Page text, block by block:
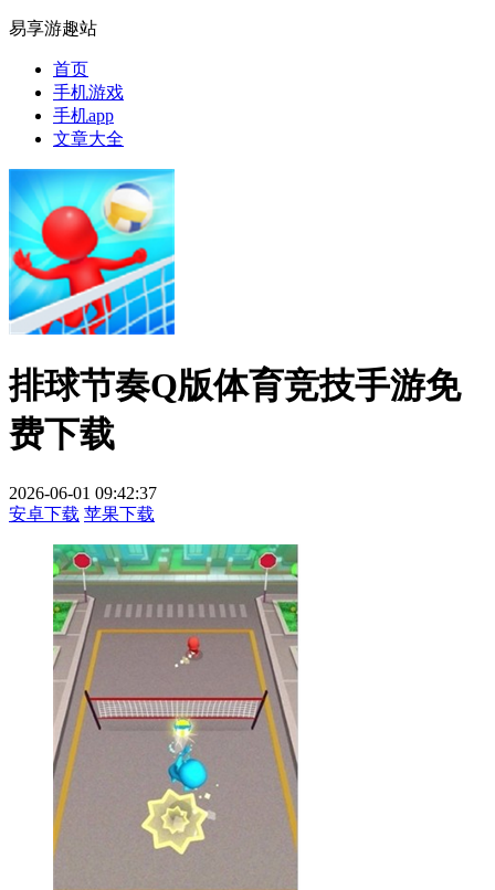
易享游趣站
首页
手机游戏
手机app
文章大全
排球节奏Q版体育竞技手游免
费下载
2026-06-01 09:42:37
安卓下载 苹果下载